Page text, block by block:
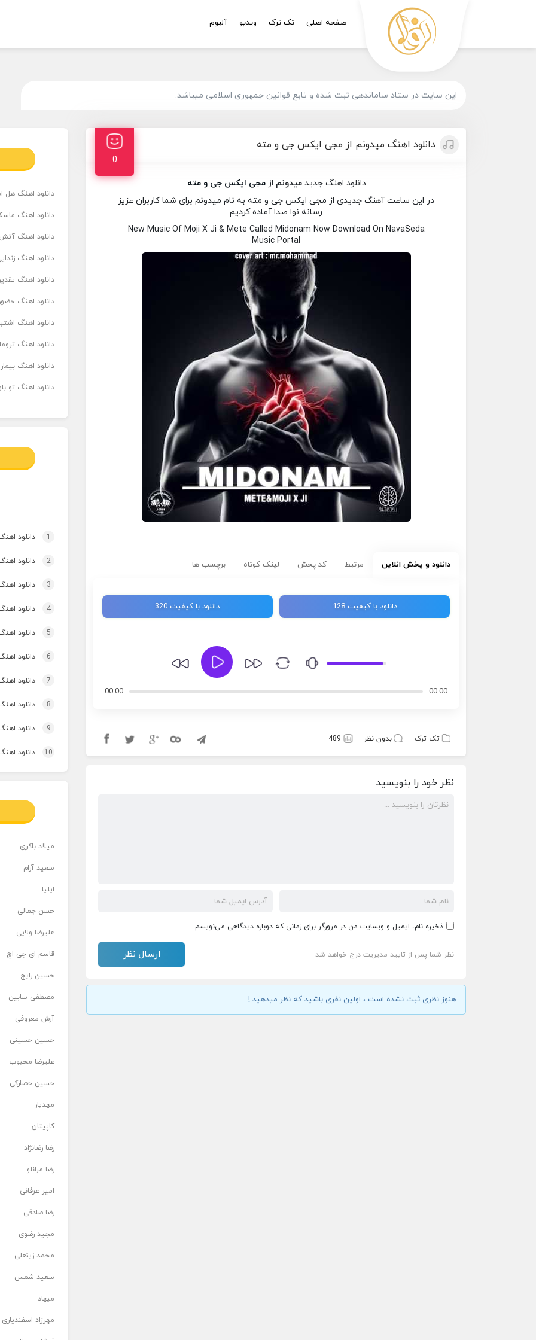
صفحه اصلی تک ترک ویدیو آلبوم
این سایت در ستاد ساماندهی ثبت شده و تابع قوانین جمهوری اسلامی میباشد.
دانلود اهنگ میدونم از مجی ایکس جی و مته
0
دانلود اهنگ جدید میدونم از مجی ایکس جی و مته
در این ساعت آهنگ جدیدی از مجی ایکس جی و مته به نام میدونم برای شما کاربران عزیز
رسانه نوا صدا آماده کردیم
New Music Of Moji X Ji & Mete Called Midonam Now Download On NavaSeda
Music Portal
دانلود و پخش انلاین مرتبط کد پخش لینک کوتاه برچسب ها
دانلود با کیفیت 128 دانلود با کیفیت 320
00:00
00:00
تک ترک بدون نظر 489
نظر خود را بنویسید
ذخیره نام، ایمیل و وبسایت من در مرورگر برای زمانی که دوباره دیدگاهی می‌نویسم.
نظر شما پس از تایید مدیریت درج خواهد شد
هنوز نظری ثبت نشده است ، اولین نفری باشید که نظر میدهید !
دانلود اهنگ هل
دانلود اهنگ
دانلود اهنگ
دانلود اهنگ
دانلود اهنگ
دانلود اهنگ
دانلود اهنگ
دانلود اهنگ
دانلود اهنگ
دانلود اهنگ تو
1 دانلود
2 دانلود
3 دانلود اهنگ برنو
4 دانلود
5 دانلود
6 دانلود
7 دانلود
8 دانلود
9 دانلود
10 دانلود
میلاد باکری
سعید آرام
ایلیا
حسن جمالی
علیرضا ولایی
قاسم ای جی اچ
حسین رایج
مصطفی سابین
آرش معروفی
حسین حسینی
علیرضا محبوب
حسین حصارکی
مهدیار
کاپیتان
رضا رضانژاد
رضا مرانلو
امیر عرفانی
رضا صادقی
مجید رضوی
محمد زینعلی
سعید شمس
میهاد
مهرزاد اسفندیاری